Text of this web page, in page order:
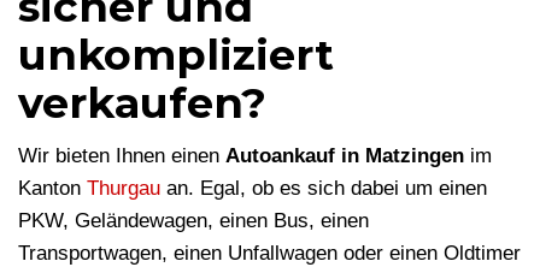
unkompliziert
verkaufen?
Wir bieten Ihnen einen Autoankauf in Matzingen im
Kanton Thurgau an. Egal, ob es sich dabei um einen
PKW, Geländewagen, einen Bus, einen
Transportwagen, einen Unfallwagen oder einen Oldtimer